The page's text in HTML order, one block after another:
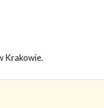
Krakowie.